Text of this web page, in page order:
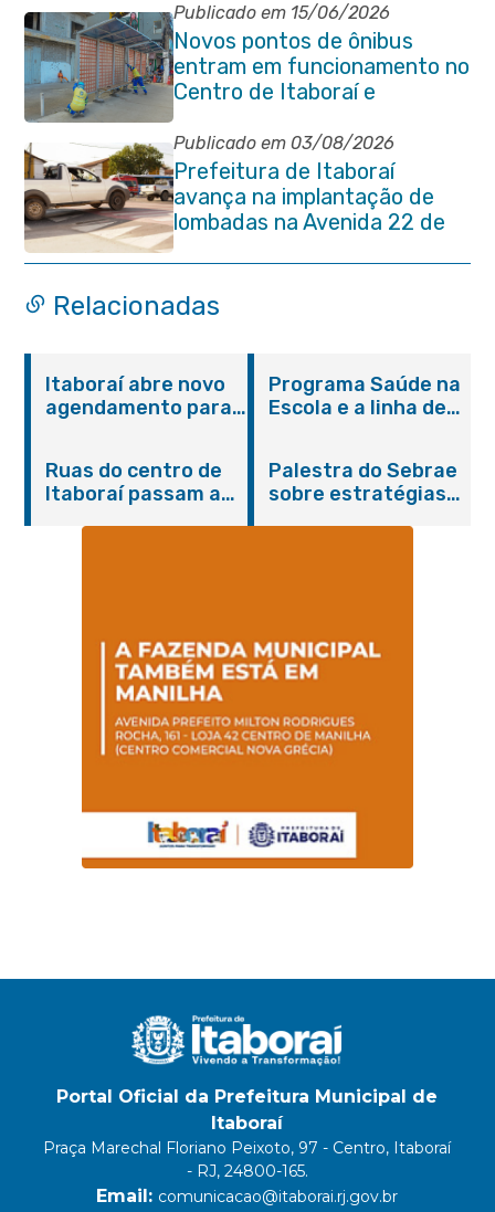
Publicado em 15/06/2026
Novos pontos de ônibus
entram em funcionamento no
Centro de Itaboraí e
garantem mais conforto à
população
Publicado em 03/08/2026
Prefeitura de Itaboraí
avança na implantação de
lombadas na Avenida 22 de
Maio para reforçar a
segurança no trânsito
Relacionadas
Itaboraí abre novo
agendamento para
Programa Saúde na
Escola e a linha de
promovem
conscientização
sobre hanseníase
Ruas do centro de
Itaboraí passam a
Palestra do Sebrae
sobre estratégias
Portal Oficial da Prefeitura Municipal de
Itaboraí
Praça Marechal Floriano Peixoto, 97 - Centro, Itaboraí
- RJ, 24800-165.
Email: comunicacao@itaborai.rj.gov.br